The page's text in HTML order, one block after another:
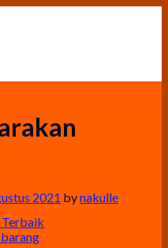
Terbaik
2021 bynakulle